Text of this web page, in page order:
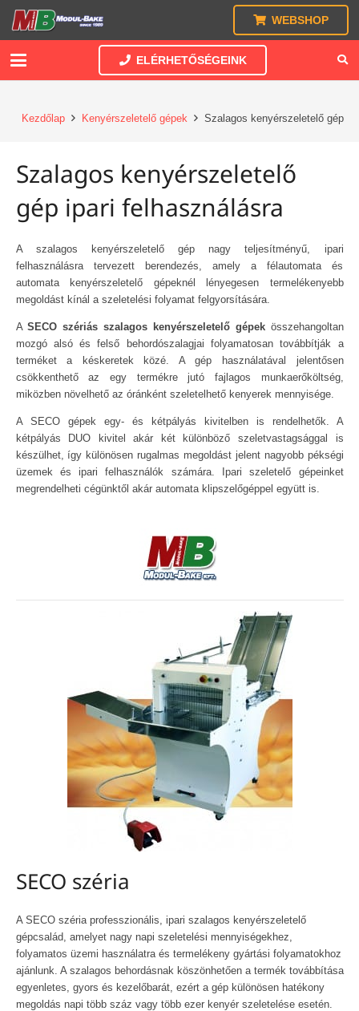
WEBSHOP
ELÉRHETŐSÉGEINK
Kezdőlap Kenyérszeletelő gépek Szalagos kenyérszeletelő gép
Szalagos kenyérszeletelő
gép ipari felhasználásra
A szalagos kenyérszeletelő gép nagy teljesítményű, ipari
felhasználásra tervezett berendezés, amely a félautomata és
automata kenyérszeletelő gépeknél lényegesen termelékenyebb
megoldást kínál a szeletelési folyamat felgyorsítására.
ASECO szériás szalagos kenyérszeletelő gépekösszehangoltan
mozgó alsó és felső behordószalagjai folyamatosan továbbítják a
terméket a késkeretek közé. A gép használatával jelentősen
csökkenthető az egy termékre jutó fajlagos munkaerőköltség,
miközben növelhető az óránként szeletelhető kenyerek mennyisége.
A SECO gépek egy- és kétpályás kivitelben is rendelhetők. A
kétpályás DUO kivitel akár két különböző szeletvastagsággal is
készülhet, így különösen rugalmas megoldást jelent nagyobb pékségi
üzemek és ipari felhasználók számára. Ipari szeletelő gépeinket
megrendelheti cégünktől akár automata klipszelőgéppel együtt is.
SECO széria
A SECO széria professzionális, ipari szalagos kenyérszeletelő
gépcsalád, amelyet nagy napi szeletelési mennyiségekhez,
folyamatos üzemi használatra és termelékeny gyártási folyamatokhoz
ajánlunk. A szalagos behordásnak köszönhetően a termék továbbítása
egyenletes, gyors és kezelőbarát, ezért a gép különösen hatékony
megoldás napi több száz vagy több ezer kenyér szeletelése esetén.